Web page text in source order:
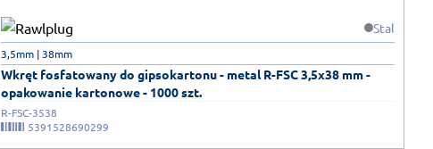
Stal
Wkręt fosfatowany do gipsokartonu - metal R-FSC 3,5x38 mm -
opakowanie kartonowe - 1000 szt.
3,5mm | 38mm
R-FSC-3538
5391528690299